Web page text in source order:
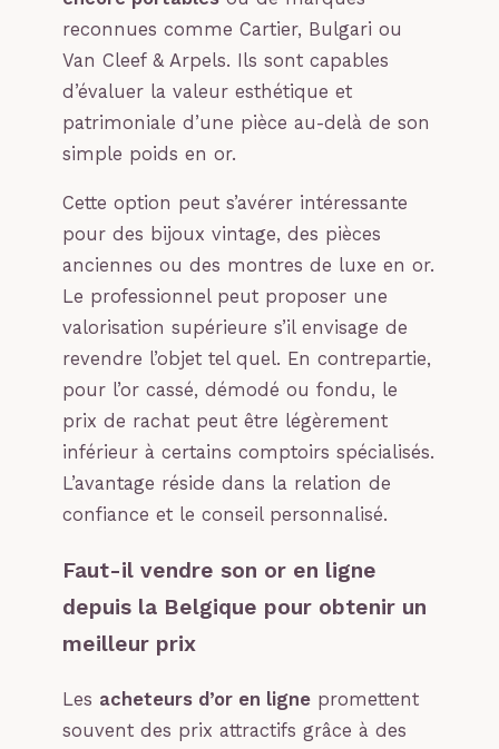
reconnues comme Cartier, Bulgari ou
Van Cleef & Arpels. Ils sont capables
d’évaluer la valeur esthétique et
patrimoniale d’une pièce au-delà de son
simple poids en or.
Cette option peut s’avérer intéressante
pour des bijoux vintage, des pièces
anciennes ou des montres de luxe en or.
Le professionnel peut proposer une
valorisation supérieure s’il envisage de
revendre l’objet tel quel. En contrepartie,
pour l’or cassé, démodé ou fondu, le
prix de rachat peut être légèrement
inférieur à certains comptoirs spécialisés.
L’avantage réside dans la relation de
confiance et le conseil personnalisé.
Faut-il vendre son or en ligne
depuis la Belgique pour obtenir un
meilleur prix
Les acheteurs d’or en ligne promettent
souvent des prix attractifs grâce à des